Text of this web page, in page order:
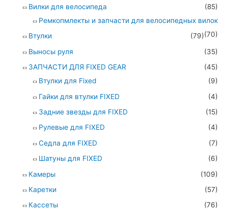
Вилки для велосипеда
(85)
Ремкопмлекты и запчасти для велосипедных вилок
(70)
Втулки
(79)
Выносы руля
(35)
ЗАПЧАСТИ ДЛЯ FIXED GEAR
(45)
Втулки для Fixed
(9)
Гайки для втулки FIXED
(4)
Задние звезды для FIXED
(15)
Рулевые для FIXED
(4)
Седла для FIXED
(7)
Шатуны для FIXED
(6)
Камеры
(109)
Каретки
(57)
Кассеты
(76)